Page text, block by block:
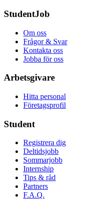
StudentJob
Om oss
Frågor & Svar
Kontakta oss
Jobba för oss
Arbetsgivare
Hitta personal
Företagsprofil
Student
Registrera dig
Deltidsjobb
Sommarjobb
Internship
Tips & råd
Partners
F.A.Q.